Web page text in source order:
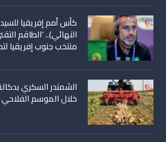
النهائي).. ‘الطاقم
منتخب جنوب إفريقيا
خلال الموسم الفلاحي 2025-2026